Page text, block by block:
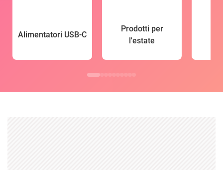
Alimentatori USB-C
Prodotti per
l'estate